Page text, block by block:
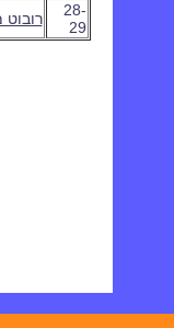
28-
29